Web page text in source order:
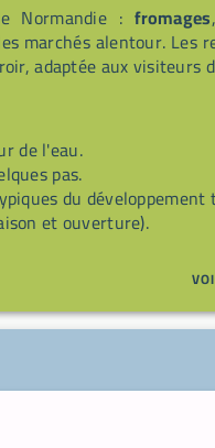
Normandie :fromages
marchés alentour. Les
adaptée aux visiteurs
de l'eau.
pas.
du développement
et ouverture).